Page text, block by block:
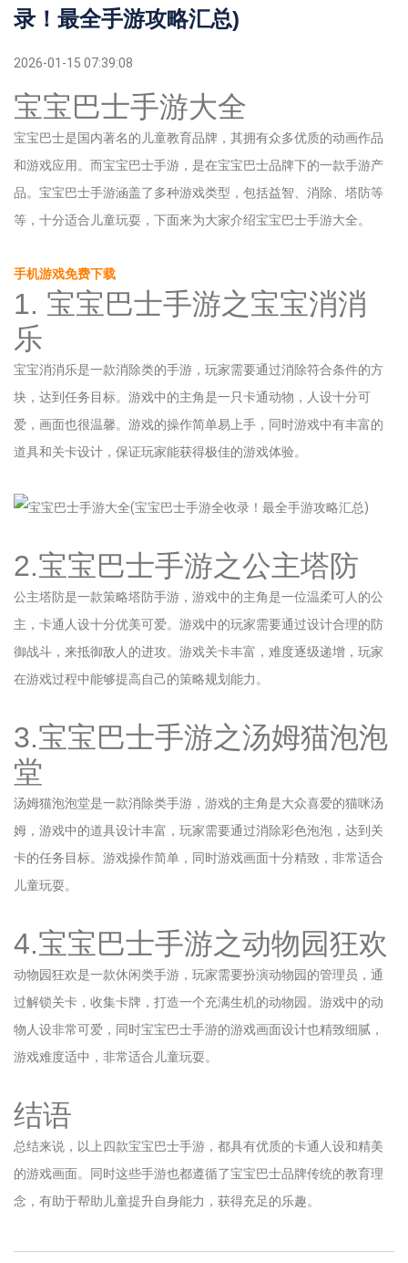
录！最全手游攻略汇总)
2026-01-15 07:39:08
宝宝巴士手游大全
宝宝巴士是国内著名的儿童教育品牌，其拥有众多优质的动画作品
和游戏应用。而宝宝巴士手游，是在宝宝巴士品牌下的一款手游产
品。宝宝巴士手游涵盖了多种游戏类型，包括益智、消除、塔防等
等，十分适合儿童玩耍，下面来为大家介绍宝宝巴士手游大全。
手机游戏免费下载
1. 宝宝巴士手游之宝宝消消
乐
宝宝消消乐是一款消除类的手游，玩家需要通过消除符合条件的方
块，达到任务目标。游戏中的主角是一只卡通动物，人设十分可
爱，画面也很温馨。游戏的操作简单易上手，同时游戏中有丰富的
道具和关卡设计，保证玩家能获得极佳的游戏体验。
2.宝宝巴士手游之公主塔防
公主塔防是一款策略塔防手游，游戏中的主角是一位温柔可人的公
主，卡通人设十分优美可爱。游戏中的玩家需要通过设计合理的防
御战斗，来抵御敌人的进攻。游戏关卡丰富，难度逐级递增，玩家
在游戏过程中能够提高自己的策略规划能力。
3.宝宝巴士手游之汤姆猫泡泡
堂
汤姆猫泡泡堂是一款消除类手游，游戏的主角是大众喜爱的猫咪汤
姆，游戏中的道具设计丰富，玩家需要通过消除彩色泡泡，达到关
卡的任务目标。游戏操作简单，同时游戏画面十分精致，非常适合
儿童玩耍。
4.宝宝巴士手游之动物园狂欢
动物园狂欢是一款休闲类手游，玩家需要扮演动物园的管理员，通
过解锁关卡，收集卡牌，打造一个充满生机的动物园。游戏中的动
物人设非常可爱，同时宝宝巴士手游的游戏画面设计也精致细腻，
游戏难度适中，非常适合儿童玩耍。
结语
总结来说，以上四款宝宝巴士手游，都具有优质的卡通人设和精美
的游戏画面。同时这些手游也都遵循了宝宝巴士品牌传统的教育理
念，有助于帮助儿童提升自身能力，获得充足的乐趣。